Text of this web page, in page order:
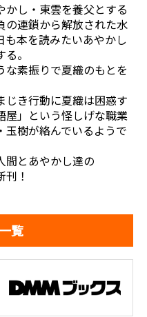
かし・東雲を養父とする
の連鎖から解放された水
本を読みたいあやかし
。
な素振りで夏織のもとを
じき行動に夏織は困惑す
屋」という怪しげな職業
玉樹が絡んでいるようで
間とあやかし達の
！
覧